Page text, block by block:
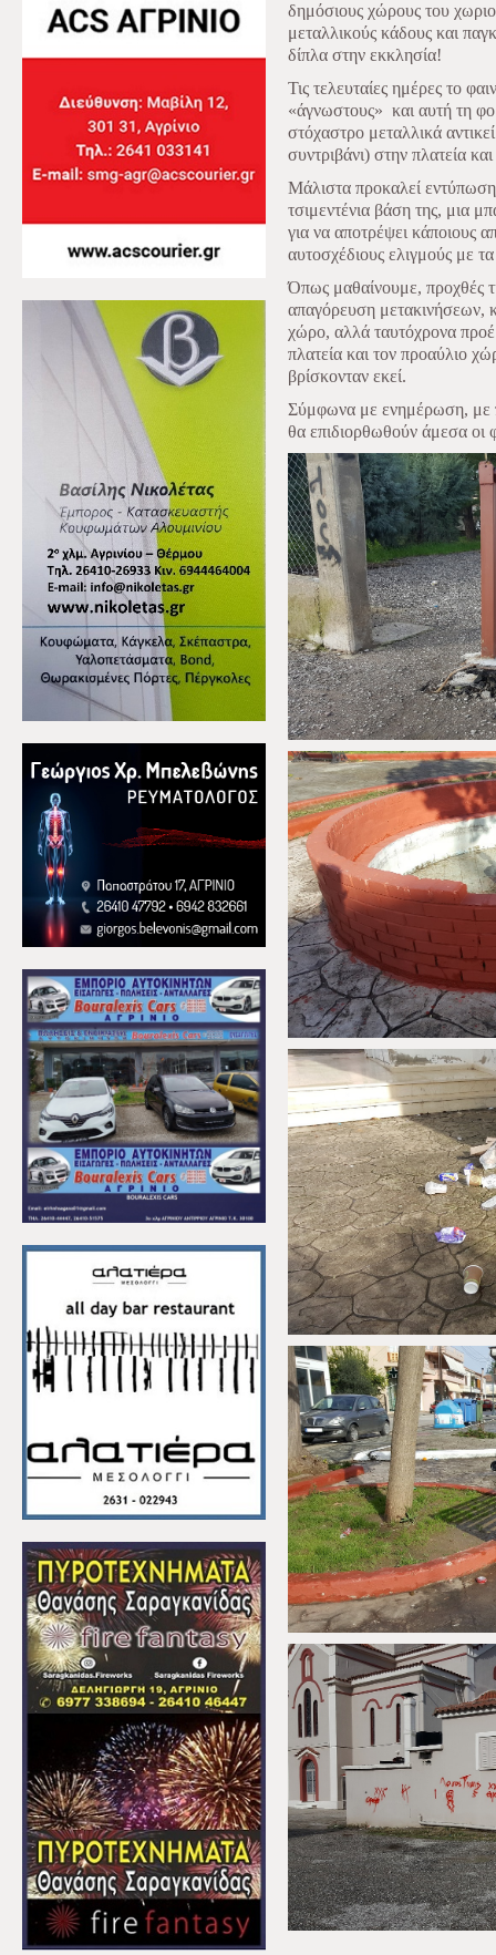
δημόσιους χώρους του
μεταλλικούς κάδους και
δίπλα στην εκκλησία!
Τις τελευταίες ημέρες το
«άγνωστους» και αυτή τη
στόχαστρο μεταλλικά
συντριβάνι) στην πλατεία
Μάλιστα προκαλεί
τσιμεντένια βάση της, μια
για να αποτρέψει κάποιους
αυτοσχέδιους ελιγμούς με
Όπως μαθαίνουμε, προχθές
απαγόρευση μετακινήσεων,
χώρο, αλλά ταυτόχρονα
πλατεία και τον προαύλιο
βρίσκονταν εκεί.
Σύμφωνα με ενημέρωση, με
θα επιδιορθωθούν άμεσα οι